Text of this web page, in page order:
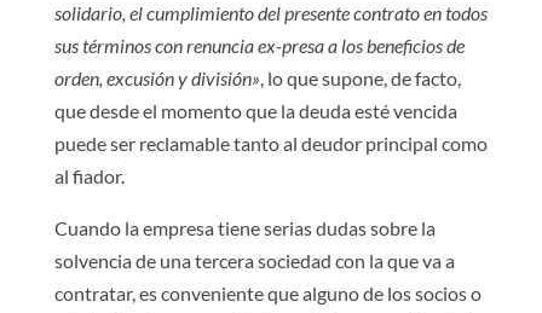
solidario, el cumplimiento del presente contrato en todos
sus términos con renuncia ex-presa a los beneficios de
orden, excusión y división», lo que supone, de facto,
que desde el momento que la deuda esté vencida
puede ser reclamable tanto al deudor principal como
al fiador.
Cuando la empresa tiene serias dudas sobre la
solvencia de una tercera sociedad con la que va a
contratar, es conveniente que alguno de los socios o